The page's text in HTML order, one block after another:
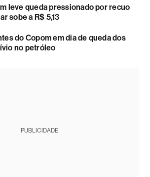
leve queda pressionado por recuo
sobe a R$ 5,13
do Copom em dia de queda dos
no petróleo
PUBLICIDADE